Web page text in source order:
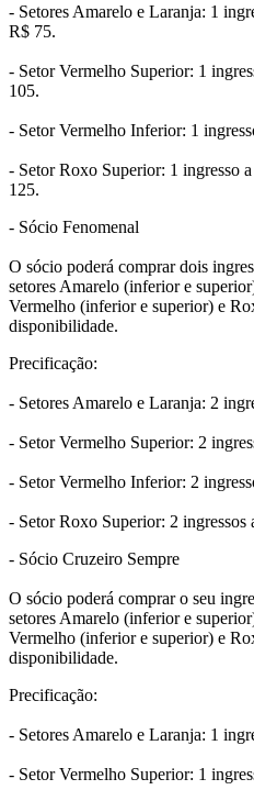
- Setores Amarelo e Laranja: 1
R$ 75.
- Setor Vermelho Superior: 1
105.
- Setor Vermelho Inferior: 1
- Setor Roxo Superior: 1 ingresso
125.
- Sócio Fenomenal
O sócio poderá comprar dois
setores Amarelo (inferior e
Vermelho (inferior e superior) e
disponibilidade.
Precificação:
- Setores Amarelo e Laranja: 2
- Setor Vermelho Superior: 2
- Setor Vermelho Inferior: 2
- Setor Roxo Superior: 2 ingressos
- Sócio Cruzeiro Sempre
O sócio poderá comprar o seu
setores Amarelo (inferior e
Vermelho (inferior e superior) e
disponibilidade.
Precificação:
- Setores Amarelo e Laranja: 1
- Setor Vermelho Superior: 1